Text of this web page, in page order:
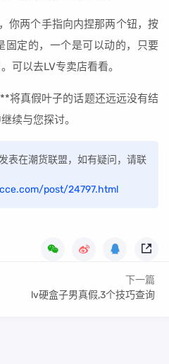
你两个手指向内捏那两个钮，按
固定的，一个是可以动的，只要
可以去LV专卖店看看。
将真假叶子的话题还远远没有结
续与您探讨。
表在潮货联盟，如有疑问，请联
post/24797.html
下一篇
lv硬盒子男真假,3个技巧查询